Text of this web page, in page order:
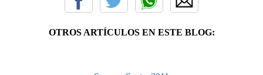
OTROS ARTÍCULOS EN ESTE BLOG: